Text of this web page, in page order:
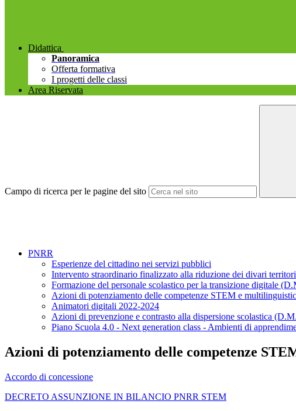
Didattica
Panoramica
Offerta formativa
I progetti delle classi
Area Riservata
Campo di ricerca per le pagine del sito
PNRR
Esperienze del cittadino nei servizi pubblici
Intervento straordinario finalizzato alla riduzione dei divari
Formazione del personale scolastico per la transizione digitale
Azioni di potenziamento delle competenze STEM e
Animatori digitali 2022-2024
Azioni di prevenzione e contrasto alla dispersione scolastica
Piano Scuola 4.0 - Next generation class - Ambienti di
Azioni di potenziamento delle competenze
Accordo di concessione
DECRETO ASSUNZIONE IN BILANCIO PNRR STEM